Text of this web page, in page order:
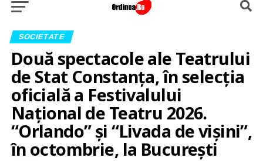
SOCIETATE
Două spectacole ale Teatrului
de Stat Constanța, în selecția
oficială a Festivalului
Național de Teatru 2026.
“Orlando” și “Livada de vișini”,
în octombrie, la București